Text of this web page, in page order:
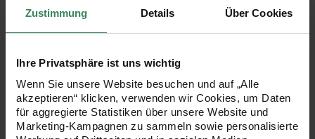
Zustimmung Details Über Cookies
Ihre Privatsphäre ist uns wichtig
Wenn Sie unsere Website besuchen und auf „Alle
akzeptieren“ klicken, verwenden wir Cookies, um Daten
für aggregierte Statistiken über unsere Website und
Marketing-Kampagnen zu sammeln sowie personalisierte
Hersteller:
Wolle Rödel
Strumpfstricknadel 20cm
Aluminium
2 Stärken
Strickanleitung
Ringelsocken